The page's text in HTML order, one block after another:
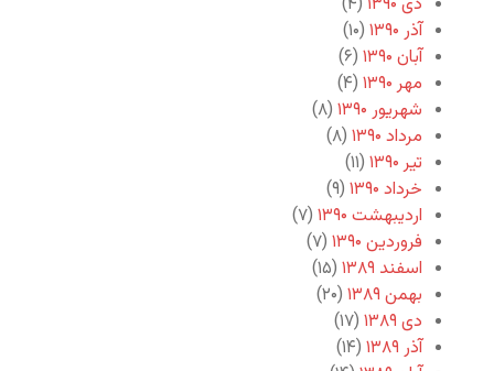
آذر ۱۳۹۰
(۱۰)
آبان ۱۳۹۰
(۶)
مهر ۱۳۹۰
(۴)
شهریور ۱۳۹۰
(۸)
مرداد ۱۳۹۰
(۸)
تیر ۱۳۹۰
(۱۱)
خرداد ۱۳۹۰
(۹)
اردیبهشت ۱۳۹۰
(۷)
فروردین ۱۳۹۰
(۷)
اسفند ۱۳۸۹
(۱۵)
بهمن ۱۳۸۹
(۲۰)
دی ۱۳۸۹
(۱۷)
آذر ۱۳۸۹
(۱۴)